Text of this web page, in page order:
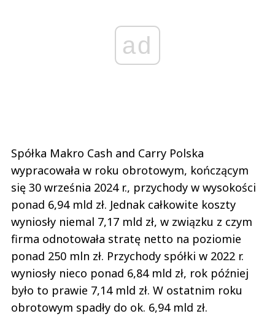
ad
Spółka Makro Cash and Carry Polska
wypracowała w roku obrotowym, kończącym
się 30 września 2024 r., przychody w wysokości
ponad 6,94 mld zł. Jednak całkowite koszty
wyniosły niemal 7,17 mld zł, w związku z czym
firma odnotowała stratę netto na poziomie
ponad 250 mln zł. Przychody spółki w 2022 r.
wyniosły nieco ponad 6,84 mld zł, rok później
było to prawie 7,14 mld zł. W ostatnim roku
obrotowym spadły do ok. 6,94 mld zł.